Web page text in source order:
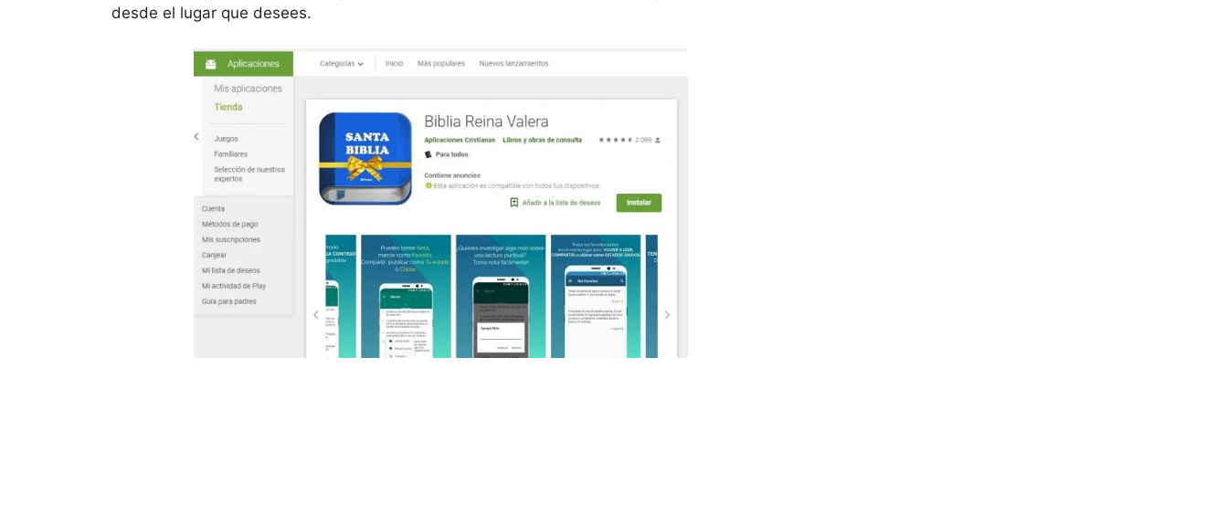
desde el lugar que desees.